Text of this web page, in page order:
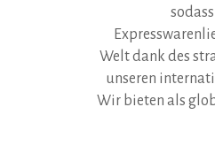
Welt dank des
unseren
Wir bieten als